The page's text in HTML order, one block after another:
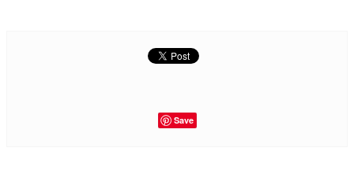
Save